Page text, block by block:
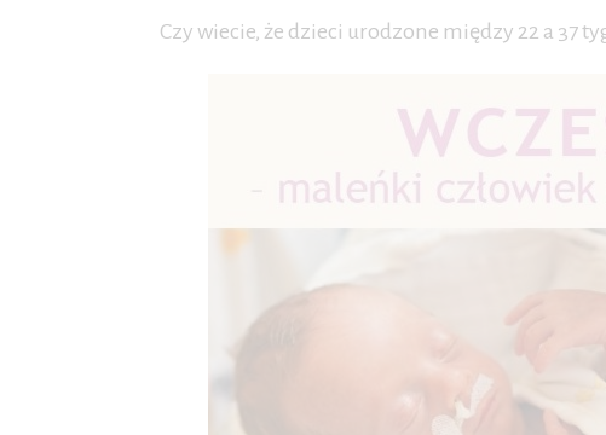
Czy wiecie, że dzieci urodzone między 22 a 37